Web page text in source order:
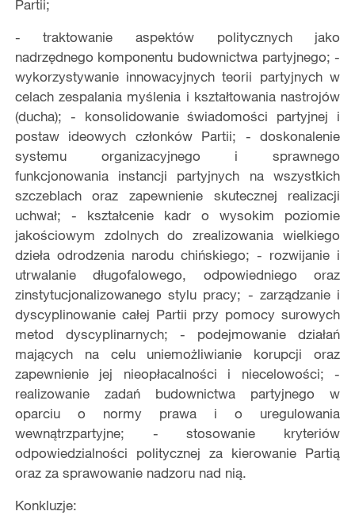
Partii;
- traktowanie aspektów politycznych jako
nadrzędnego komponentu budownictwa partyjnego; -
wykorzystywanie innowacyjnych teorii partyjnych w
celach zespalania myślenia i kształtowania nastrojów
(ducha); - konsolidowanie świadomości partyjnej i
postaw ideowych członków Partii; - doskonalenie
systemu organizacyjnego i sprawnego
funkcjonowania instancji partyjnych na wszystkich
szczeblach oraz zapewnienie skutecznej realizacji
uchwał; - kształcenie kadr o wysokim poziomie
jakościowym zdolnych do zrealizowania wielkiego
dzieła odrodzenia narodu chińskiego; - rozwijanie i
utrwalanie długofalowego, odpowiedniego oraz
zinstytucjonalizowanego stylu pracy; - zarządzanie i
dyscyplinowanie całej Partii przy pomocy surowych
metod dyscyplinarnych; - podejmowanie działań
mających na celu uniemożliwianie korupcji oraz
zapewnienie jej nieopłacalności i niecelowości; -
realizowanie zadań budownictwa partyjnego w
oparciu o normy prawa i o uregulowania
wewnątrzpartyjne; - stosowanie kryteriów
odpowiedzialności politycznej za kierowanie Partią
oraz za sprawowanie nadzoru nad nią.
Konkluzje: